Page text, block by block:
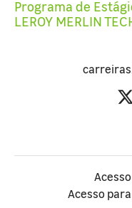
Programa de
LEROY MERLIN
Acesso